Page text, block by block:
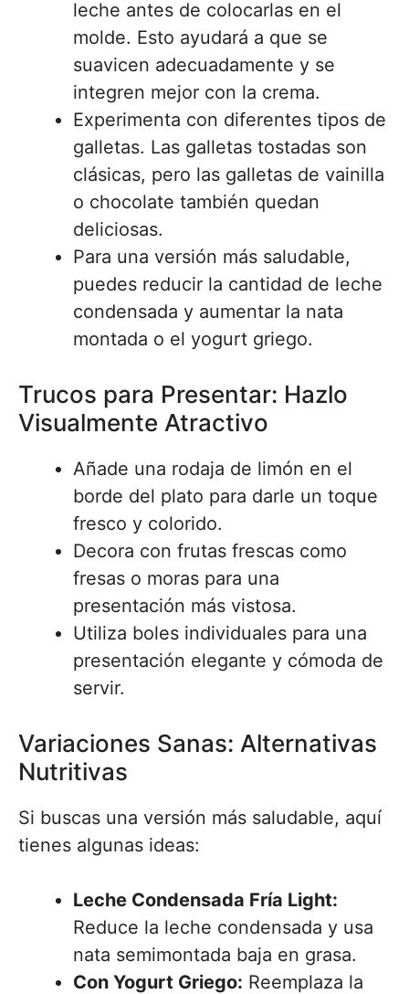
leche antes de colocarlas en el
molde. Esto ayudará a que se
suavicen adecuadamente y se
integren mejor con la crema.
Experimenta con diferentes tipos de
galletas. Las galletas tostadas son
clásicas, pero las galletas de vainilla
o chocolate también quedan
deliciosas.
Para una versión más saludable,
puedes reducir la cantidad de leche
condensada y aumentar la nata
montada o el yogurt griego.
Trucos para Presentar: Hazlo
Visualmente Atractivo
Añade una rodaja de limón en el
borde del plato para darle un toque
fresco y colorido.
Decora con frutas frescas como
fresas o moras para una
presentación más vistosa.
Utiliza boles individuales para una
presentación elegante y cómoda de
servir.
Variaciones Sanas: Alternativas
Nutritivas
Si buscas una versión más saludable, aquí
tienes algunas ideas:
Leche Condensada Fría Light:
Reduce la leche condensada y usa
nata semimontada baja en grasa.
Con Yogurt Griego: Reemplaza la